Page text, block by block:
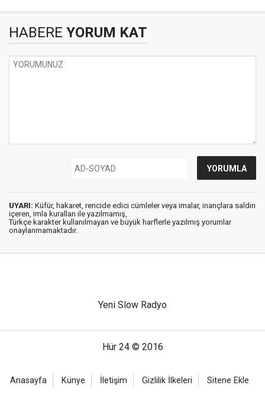
HABERE YORUM KAT
UYARI: Küfür, hakaret, rencide edici cümleler veya imalar, inançlara saldırı
içeren, imla kuralları ile yazılmamış,
Türkçe karakter kullanılmayan ve büyük harflerle yazılmış yorumlar
onaylanmamaktadır.
Yeni Slow Radyo
Hür 24 © 2016
Anasayfa Künye İletişim Gizlilik İlkeleri Sitene Ekle